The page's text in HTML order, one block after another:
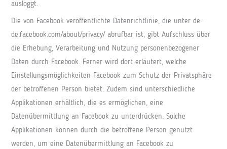
ausloggt.
Die von Facebook veröffentlichte Datenrichtlinie, die unter de-
de.facebook.com/about/privacy/ abrufbar ist, gibt Aufschluss über
die Erhebung, Verarbeitung und Nutzung personenbezogener
Daten durch Facebook. Ferner wird dort erläutert, welche
Einstellungsmöglichkeiten Facebook zum Schutz der Privatsphäre
der betroffenen Person bietet. Zudem sind unterschiedliche
Applikationen erhältlich, die es ermöglichen, eine
Datenübermittlung an Facebook zu unterdrücken. Solche
Applikationen können durch die betroffene Person genutzt
werden, um eine Datenübermittlung an Facebook zu